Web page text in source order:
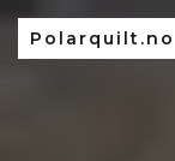
Polarquilt.no